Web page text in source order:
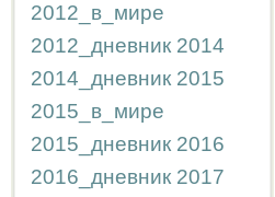
2012_в_мире
2012_дневник 2014
2014_дневник 2015
2015_в_мире
2015_дневник 2016
2016_дневник 2017